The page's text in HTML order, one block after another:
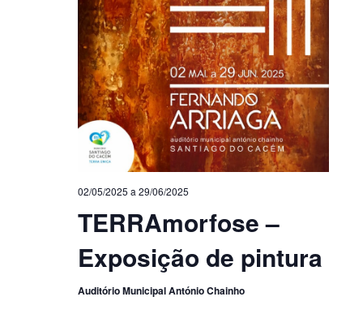
TERRAmorfose –
Exposição de pintura
02/05/2025 a 29/06/2025
Auditório Municipal António Chainho